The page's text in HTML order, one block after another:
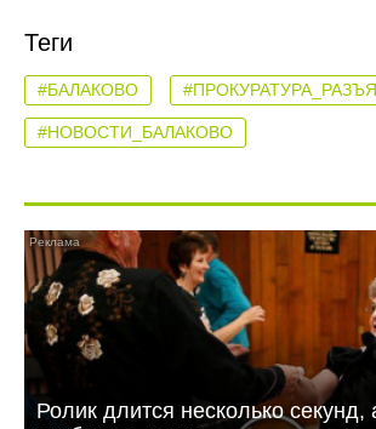
Теги
#БАЛАКОВО
#НОВОСТИ_БАЛАКОВО
Ролик длится несколько секунд,